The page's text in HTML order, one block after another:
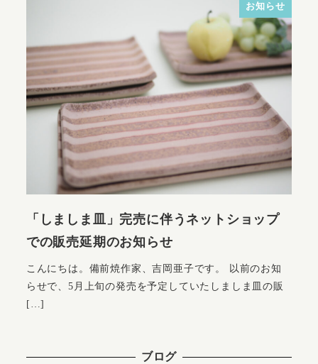
お知らせ
「しましま皿」完売に伴うネットショップ
での販売延期のお知らせ
こんにちは。備前焼作家、吉岡亜子です。 以前のお知
らせで、5月上旬の発売を予定していたしましま皿の販
[…]
ブログ